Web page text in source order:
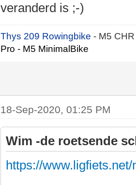
veranderd is ;-)
Thys 209 Rowingbike- M5
Pro - M5 MinimalBike
18-Sep-2020, 01:25 PM
Wim -de roetsende
https://